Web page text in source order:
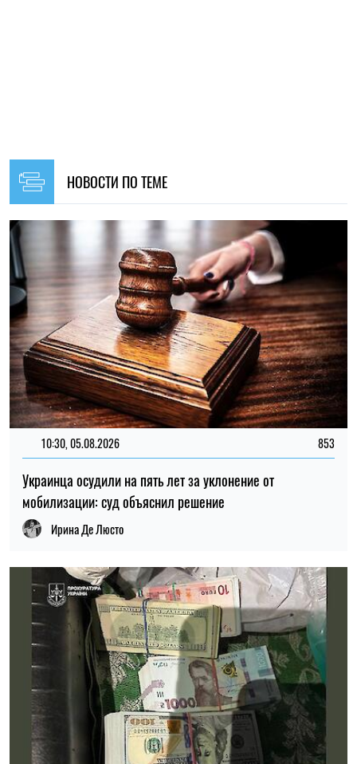
НОВОСТИ ПО ТЕМЕ
10:30, 05.08.2026 853
Украинца осудили на пять лет за уклонение от
мобилизации: суд объяснил решение
Ирина Де Люсто